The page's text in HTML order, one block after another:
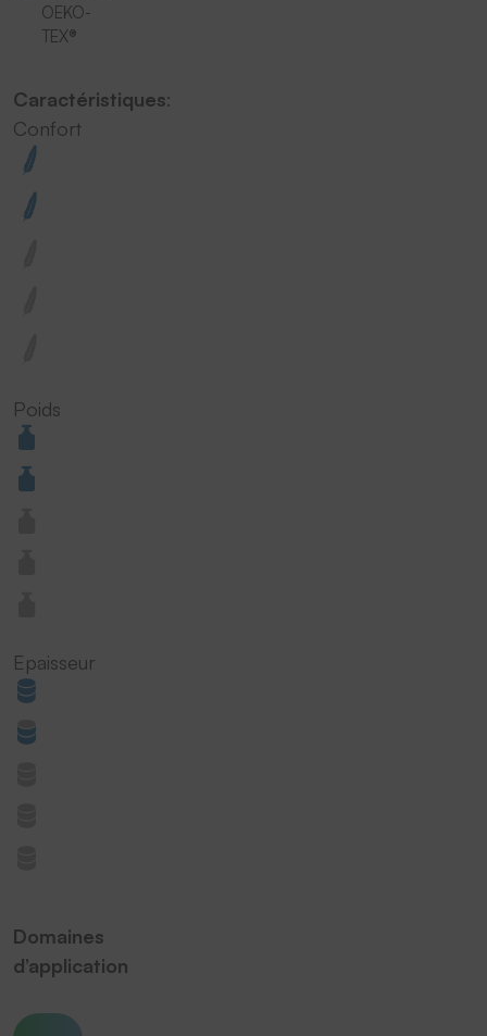
OEKO-
TEX®
Caractéristiques:
Confort
Poids
Epaisseur
Domaines
d’application